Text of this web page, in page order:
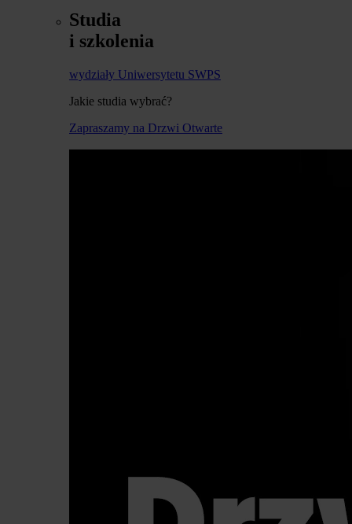
Studia
i szkolenia
wydziały Uniwersytetu SWPS
Jakie studia wybrać?
Zapraszamy na Drzwi Otwarte